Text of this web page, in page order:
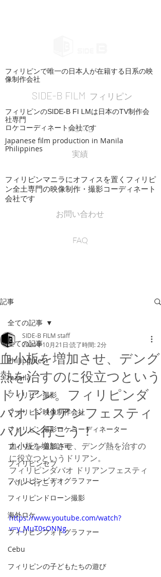
フィリピンで唯一の日本人が在籍する日系の映
像制作会社
SIDE-B FILM フィリピン
Japanese film production in Manila
Philippines
HOME
実績
フィリピンのSIDE-B FI LMは日本のTV制作会
社専門
ロケコーディネート会社です
フィリピンマニラにオフィスを置くフィリピ
ン全土専門の映像制作・撮影コーディネート
会社です
お問い合わせ
FAQ
記事
全ての記事
Philippines
manila
フィリピン撮影
フィリピン映像制作会社
フィリピン撮影ロケコーディネーター
フィリピン撮影許可
フィリピンセブ
フィリピンビデオグラファー
フィリピンドローン撮影
海外ロケ
フィリピンフォトグラファー
Cebu
フィリピンの子どもたちの遊び
全ての記事
血小板を増加させ、デング
熱を治すのに役立つという
ドリアン。フィリピンダ
バオ ドリアンフェスティ
バルへ行こう！
SIDE-B FILM staff
2024年10月21日 読了時間: 2分
血小板を増加させ、デング熱を治すの
に役立つというドリアン。
フィリピンダバオ ドリアンフェスティ
バルへ行こう！
https://www.youtube.com/watch?
v=y_MuT0sONNg